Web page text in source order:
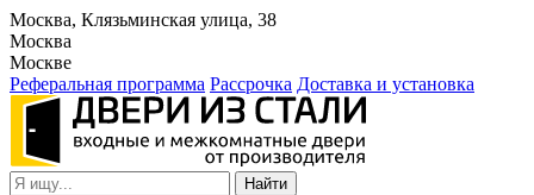
Москва, Клязьминская улица, 38
Москва
Москве
Реферальная программа Рассрочка Доставка и установка